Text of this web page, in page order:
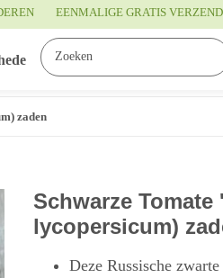
EENMALIGE GRATIS
zaden
Schwarze
lycopersicum)
Deze Russische